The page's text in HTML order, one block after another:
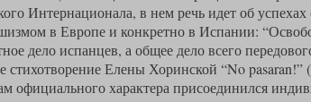
Интернационала, в нем речь идет об
в Европе и конкретно в Испании:
дело испанцев, а общее дело всего
стихотворение Елены Хоринской “No
официального характера присоединился